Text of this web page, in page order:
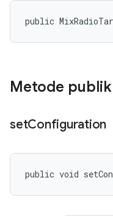
public
Metode publik
setConfiguration
public void